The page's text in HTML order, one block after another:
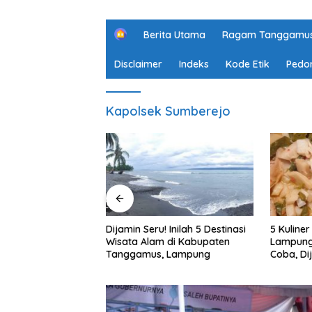
H
m
e
Berita Utama Ragam
Disclaimer Indeks Kode Etik
Kapolsek Sumberejo
5 Kuliner Khas Pesisir Barat,
Lampung yang Wajib Kamu
Coba, Dijamin Enak
10
Wisata